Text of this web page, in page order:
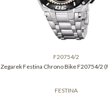
F20754/2
Zegarek Festina Chrono Bike F20754/2
FESTINA